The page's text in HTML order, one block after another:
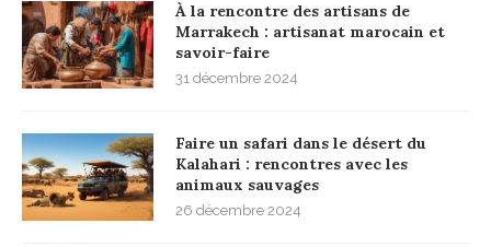
À la rencontre des artisans de
Marrakech : artisanat marocain et
savoir-faire
31 décembre 2024
Faire un safari dans le désert du
Kalahari : rencontres avec les
animaux sauvages
26 décembre 2024